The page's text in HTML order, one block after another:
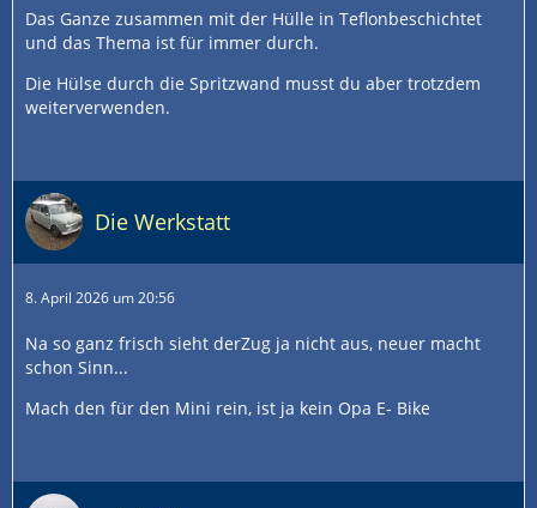
Das Ganze zusammen mit der Hülle in Teflonbeschichtet
und das Thema ist für immer durch.
Die Hülse durch die Spritzwand musst du aber trotzdem
weiterverwenden.
Die Werkstatt
8. April 2026 um 20:56
Na so ganz frisch sieht derZug ja nicht aus, neuer macht
schon Sinn...
Mach den für den Mini rein, ist ja kein Opa E- Bike